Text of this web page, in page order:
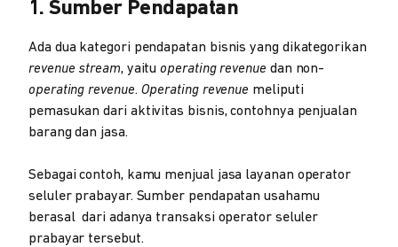
1. Sumber Pendapatan
Ada dua kategori pendapatan bisnis yang dikategorikan
revenue stream, yaituoperating revenue dan non-
operating revenue. Operating revenue meliputi
pemasukan dari aktivitas bisnis, contohnya penjualan
barang dan jasa.
Sebagai contoh, kamu menjual jasa layanan operator
seluler prabayar. Sumber pendapatan usahamu
berasal dari adanya transaksi operator seluler
prabayar tersebut.